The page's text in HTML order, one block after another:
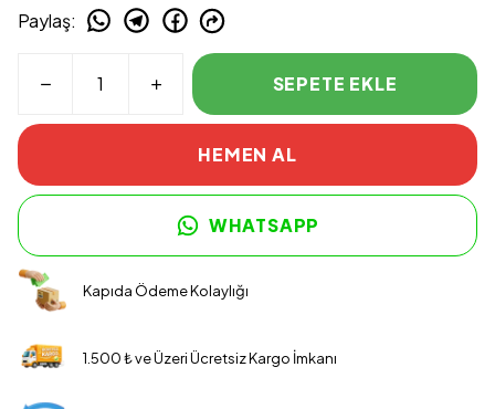
Paylaş:
SEPETE EKLE
HEMEN AL
WHATSAPP
Kapıda Ödeme Kolaylığı
1.500 ₺ ve Üzeri Ücretsiz Kargo İmkanı